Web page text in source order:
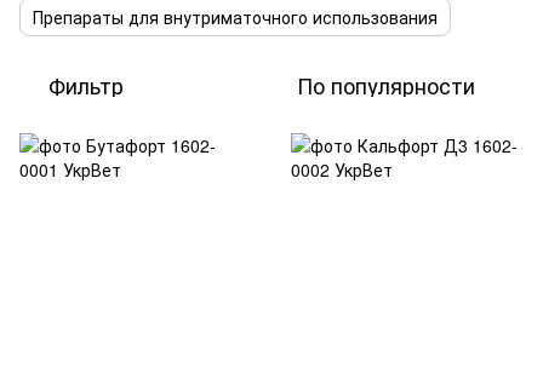
Препараты для внутриматочного использования
Фильтр По популярности